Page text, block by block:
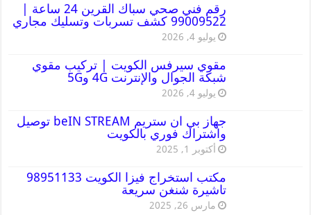
رقم فني صحي سباك القرين 24 ساعة |
99009522 كشف تسربات وتسليك مجاري
يوليو 4, 2026
مقوي سيرفس الكويت | تركيب مقوي
شبكة الجوال والإنترنت 4G و5G
يوليو 4, 2026
جهاز بي ان ستريم beIN STREAM توصيل
واشتراك فوري بالكويت
أكتوبر 1, 2025
مكتب استخراج فيزا الكويت 98951133
تاشيرة شنغن سريعة
مارس 26, 2025